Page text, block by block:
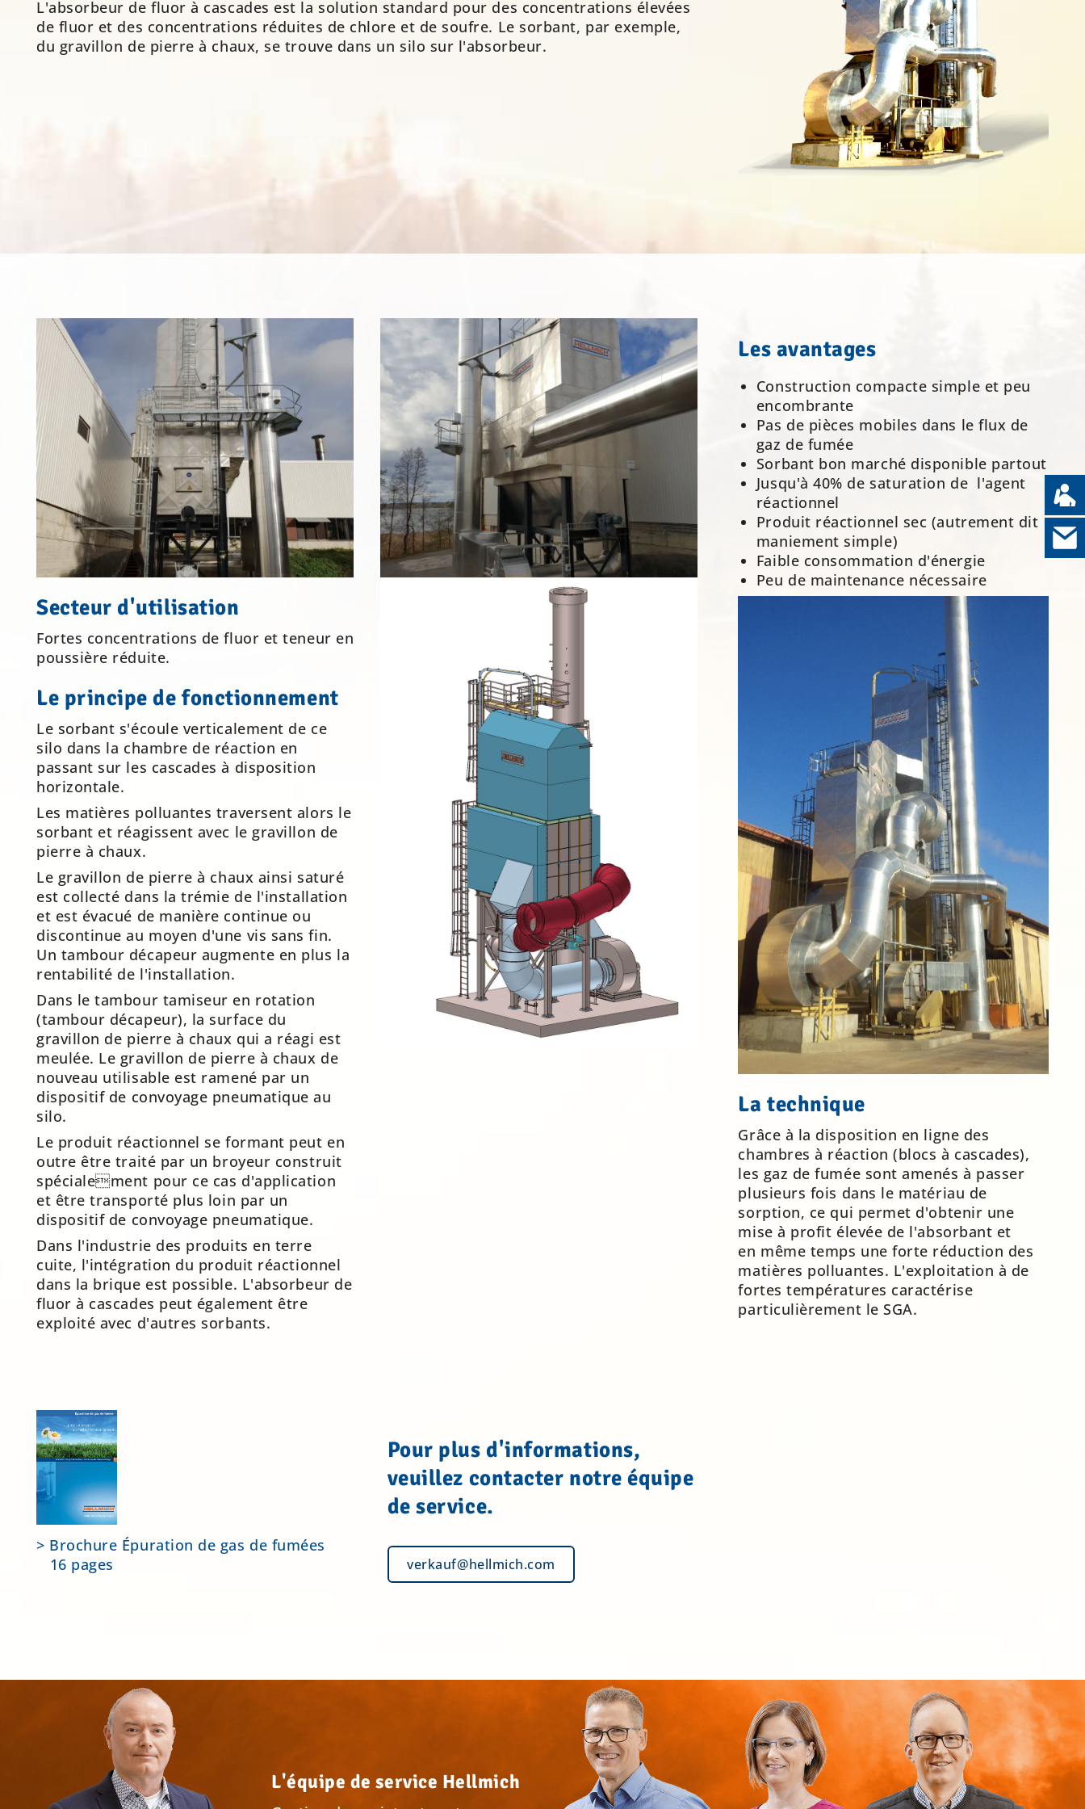
L'absorbeur de fluor à cascades est la solution standard pour des concentrations élevées
de fluor et des concentrations réduites de chlore et de soufre. Le sorbant, par exemple,
du gravillon de pierre à chaux, se trouve dans un silo sur l'absorbeur.
Secteur d'utilisation
Fortes concentrations de fluor et teneur en
poussière réduite.
Le principe de fonctionnement
Le sorbant s'écoule verticalement de ce
silo dans la chambre de réaction en
passant sur les cascades à disposition
horizontale.
Les matières polluantes traversent alors le
sorbant et réagissent avec le gravillon de
pierre à chaux.
Le gravillon de pierre à chaux ainsi saturé
est collecté dans la trémie de l'installation
et est évacué de manière continue ou
discontinue au moyen d'une vis sans fin.
Un tambour décapeur augmente en plus la
rentabilité de l'installation.
Dans le tambour tamiseur en rotation
(tambour décapeur), la surface du
gravillon de pierre à chaux qui a réagi est
meulée. Le gravillon de pierre à chaux de
nouveau utilisable est ramené par un
dispositif de convoyage pneumatique au
silo.
Le produit réactionnel se formant peut en
outre être traité par un broyeur construit
spécialement pour ce cas d'application
et être transporté plus loin par un
dispositif de convoyage pneumatique.
Dans l'industrie des produits en terre
cuite, l'intégration du produit réactionnel
dans la brique est possible. L'absorbeur de
fluor à cascades peut également être
exploité avec d'autres sorbants.
Les avantages
Construction compacte simple et peu
encombrante
Pas de pièces mobiles dans le flux de
gaz de fumée
Sorbant bon marché disponible partout
Jusqu'à 40% de saturation de l'agent
réactionnel
Produit réactionnel sec (autrement dit
maniement simple)
Faible consommation d'énergie
Peu de maintenance nécessaire
La technique
Grâce à la disposition en ligne des
chambres à réaction (blocs à cascades),
les gaz de fumée sont amenés à passer
plusieurs fois dans le matériau de
sorption, ce qui permet d'obtenir une
mise à profit élevée de l'absorbant et
en même temps une forte réduction des
matières polluantes. L'exploitation à de
fortes températures caractérise
particulièrement le SGA.
> Brochure Épuration de gas de fumées
16 pages
Pour plus d'informations,
veuillez contacter notre équipe
de service.
verkauf@hellmich.com
L'équipe de service Hellmich